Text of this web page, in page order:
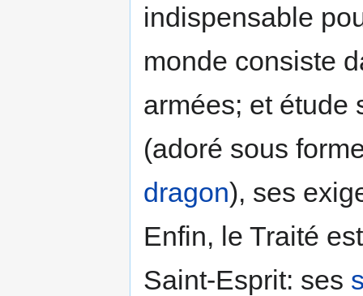
indispensable
monde consiste
armées; et étude
(adoré sous
dragon), ses
Enfin, le Traité
Saint-Esprit: ses